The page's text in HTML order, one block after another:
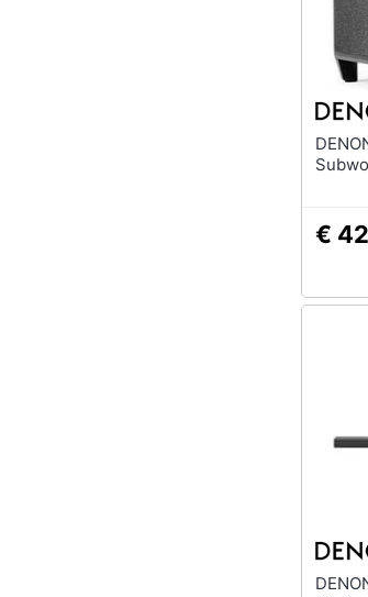
DENON -
€
DENON - Soundbar